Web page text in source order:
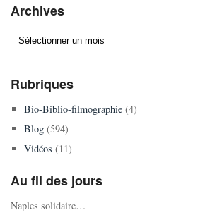
Archives
Archives
Rubriques
Bio-Biblio-filmographie(4)
Blog(594)
Vidéos (11)
Au fil des jours
Naples solidaire…